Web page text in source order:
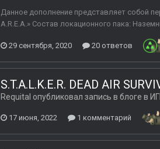
Данное дополнение представляет собой
A.R.E.A.» Состав локационного пака:
29 сентября, 2020 20 ответов
S.T.A.L.K.E.R. DEAD AIR
Requital опубликовал запись в блоге в
17 июня, 2022 1 комментарий